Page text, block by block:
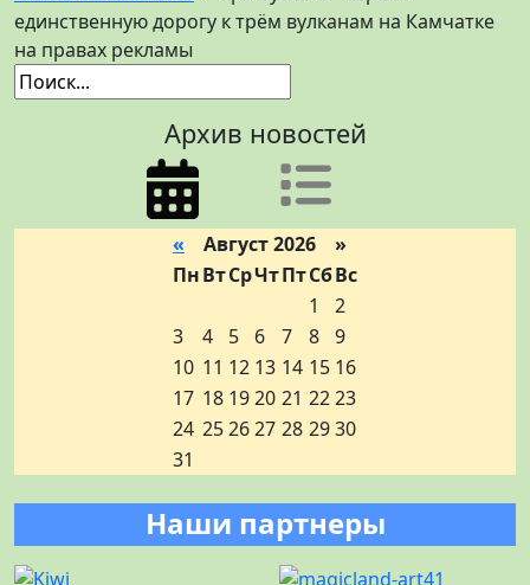
единственную дорогу к трём вулканам на Камчатке
на правах рекламы
Архив новостей
« Август 2026 »
ПнВтСрЧтПтСбВс
1
2
3
4 5 6 7 8 9
10 11 12 13 14 15 16
17 18 1920 21 2223
24 252627 28 2930
31
Наши партнеры